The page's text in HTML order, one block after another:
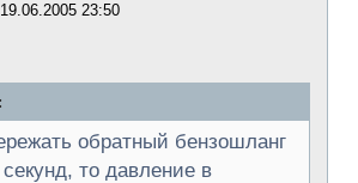
19.06.2005 23:50
обратный бензошланг
секунд, то давление в